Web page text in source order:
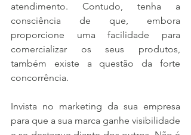
atendimento. Contudo, tenha a
consciência de que, embora
proporcione uma facilidade para
comercializar os seus produtos,
também existe a questão da forte
concorrência.
Invista no marketing da sua empresa
para que a sua marca ganhe visibilidade